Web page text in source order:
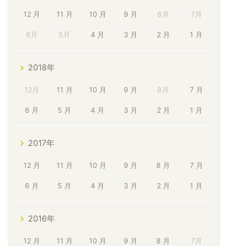
12 月 11 月 10 月 9 月 8月 7月
6月 5月 4 月 3 月 2 月 1 月
2018年
12月 11 月 10 月 9 月 8月 7 月
6 月 5 月 4 月 3 月 2 月 1 月
2017年
12 月 11 月 10 月 9 月 8 月 7 月
6 月 5 月 4 月 3 月 2 月 1 月
2016年
12 月 11 月 10 月 9 月 8 月 7月